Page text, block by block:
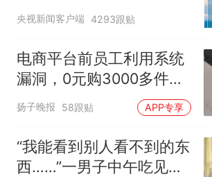
央视新闻客户端 4293跟贴
电商平台前员工利用系统
漏洞，0元购3000多件家
电！
扬子晚报 58跟贴 APP专享
“我能看到别人看不到的东
西……”一男子中午吃见手